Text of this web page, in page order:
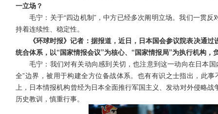
一立场？
毛宁：关于“四边机制”，中方已经多次阐明立场。我们一贯
持着连续性、稳定性。
《环球时报》记者：据报道，近日，日本国会参议院表决通
统合体系，以“国家情报会议”为核心、“国家情报局”为执行机构
毛宁：我们对有关动向感到关切，也注意到这一动向在日本
全”边界，被用于构建全方位备战体系。也有有识之士指出，此
上，日本情报机构曾经为日本全面推行军国主义、发动对外侵略
历史教训，慎重行事。